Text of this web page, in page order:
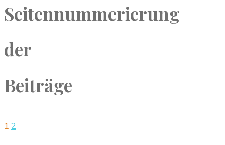
Seitennummerierung
der
Beiträge
1 2